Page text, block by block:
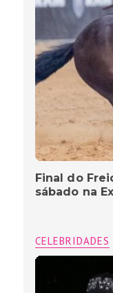
Final do
sábado na
CELEBRIDADES